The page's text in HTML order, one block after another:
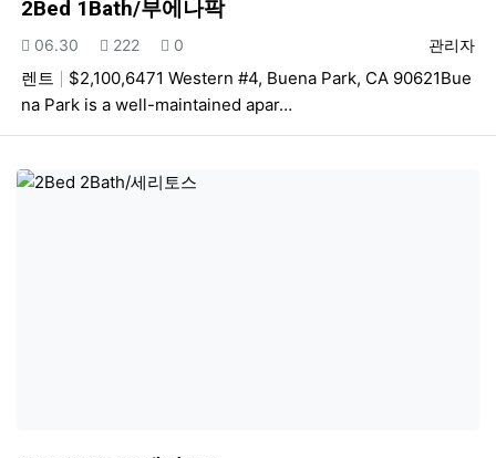
2Bed 1Bath/부에나팍
등록자
관리자
등록일
06.30 조회
222 추천
0
렌트
$2,100,6471 Western #4, Buena Park, CA 90621Bue
na Park is a well-maintained apar…